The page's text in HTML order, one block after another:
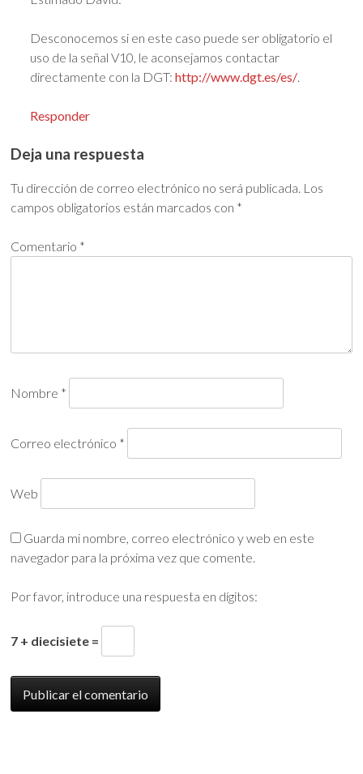
Desconocemos si en este caso puede ser obligatorio el
uso de la señal V10, le aconsejamos contactar
directamente con la DGT:http://www.dgt.es/es/.
Responder
Deja una respuesta
Tu dirección de correo electrónico no será publicada. Los
campos obligatorios están marcados con *
Comentario *
Nombre *
Correo electrónico *
Web
Guarda mi nombre, correo electrónico y web en este
navegador para la próxima vez que comente.
Por favor, introduce una respuesta en dígitos:
7 + diecisiete =